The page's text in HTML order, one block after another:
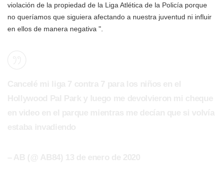
violación de la propiedad de la Liga Atlética de la Policía porque
no queríamos que siguiera afectando a nuestra juventud ni influir
en ellos de manera negativa ".